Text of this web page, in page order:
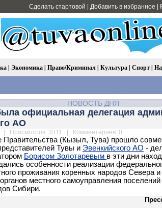
Сделать стартовой Добавить в избранное
| Экономика| Право/Криминал| Культура| Спорт|
НОВОСТЬ ДНЯ
официальная делегация
АО
| Просмотров: 3311 | Комментариев: 0
Правительства (Кызыл, Тувa) прошло
Тувы и Эвенкийского АО -
Борисом Золотаревым в эти дни
особенности реализации
проживания коренных народов Севера
местного самоуправления
Сибири.